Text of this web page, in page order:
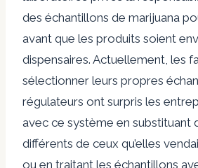
des échantillons de marijuana
avant que les produits soient
dispensaires. Actuellement, les
sélectionner leurs propres
régulateurs ont surpris les
avec ce système en substituant
différents de ceux qu’elles
ou en traitant les échantillons